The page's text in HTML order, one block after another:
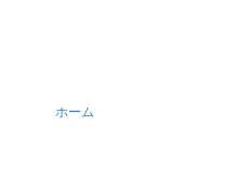
ホーム